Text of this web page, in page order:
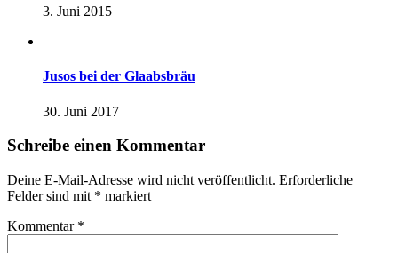
3. Juni 2015
Jusos bei der Glaabsbräu
30. Juni 2017
Schreibe einen Kommentar
Deine E-Mail-Adresse wird nicht veröffentlicht. Erforderliche
Felder sind mit * markiert
Kommentar *